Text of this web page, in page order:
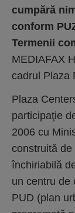
cumpără
conform
Termenii
MEDIAFAX
cadrul Plaza
Plaza
participaţie
2006 cu
construită
închiriabilă
un centru de
PUD (plan